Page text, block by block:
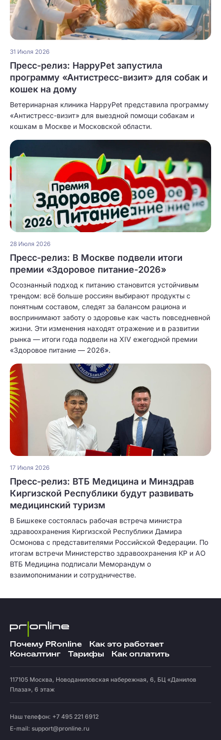
31 Июля 2026
Пресс-релиз: HappyPet запустила
программу «Антистресс-визит» для собак и
кошек на дому
Ветеринарная клиника HappyPet представила программу
«Антистресс-визит» для выездной помощи собакам и
кошкам в Москве и Московской области.
28 Июля 2026
Пресс-релиз: В Москве подвели итоги
премии «Здоровое питание-2026»
Осознанный подход к питанию становится устойчивым
трендом: всё больше россиян выбирают продукты с
понятным составом, следят за балансом рациона и
воспринимают заботу о здоровье как часть повседневной
жизни. Эти изменения находят отражение и в развитии
рынка — итоги года подвели на XIV ежегодной премии
«Здоровое питание — 2026».
17 Июля 2026
Пресс-релиз: ВТБ Медицина и Минздрав
Киргизской Республики будут развивать
медицинский туризм
В Бишкеке состоялась рабочая встреча министра
здравоохранения Киргизской Республики Дамира
Осмонова с представителями Российской Федерации. По
итогам встречи Министерство здравоохранения КР и АО
ВТБ Медицина подписали Меморандум о
взаимопонимании и сотрудничестве.
Почему PRonline
Как это работает
Консалтинг
Тарифы Как оплатить
117105 Москва, Новоданиловская набережная, 6, БЦ «Данилов
Плаза», 6 этаж
Наш телефон: +7 495 221 6912
E-mail: support@pronline.ru